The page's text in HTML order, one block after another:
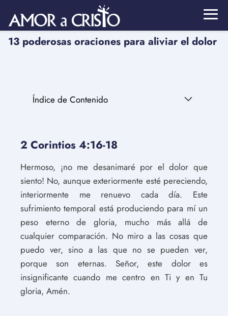
13 poderosas oraciones para aliviar el dolor
Índice de Contenido
2 Corintios 4:16-18
Hermoso, ¡no me desanimaré por el dolor que
siento! No, aunque exteriormente esté pereciendo,
interiormente me renuevo cada día. Este
sufrimiento temporal está produciendo para mí un
peso eterno de gloria, mucho más allá de
cualquier comparación. No miro a las cosas que
puedo ver, sino a las que no se pueden ver,
porque son eternas. Señor, este dolor es
insignificante cuando me centro en Ti y en Tu
gloria, Amén.